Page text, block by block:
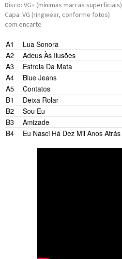
Disco: VG+ (mínimas marcas superficiais)
Capa: VG (ringwear, conforme fotos)
com encarte
A1
Lua Sonora
A2
Adeus Às Ilusões
A3
Estrela Da Mata
A4
Blue Jeans
A5
Contatos
B1
Deixa Rolar
B2
Sou Eu
B3
Amizade
B4
Eu Nasci Há Dez Mil Anos Atrás